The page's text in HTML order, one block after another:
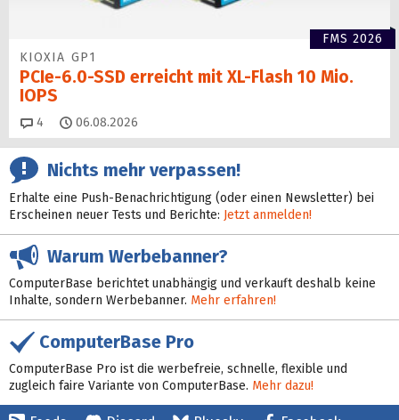
FMS 2026
KIOXIA GP1
PCIe-6.0-SSD erreicht mit XL-Flash 10 Mio.
IOPS
4 Kommentare
06.08.2026
Nichts mehr verpassen!
Erhalte eine Push-Benachrichtigung (oder einen Newsletter) bei
Erscheinen neuer Tests und Berichte: Jetzt anmelden!
Warum Werbebanner?
ComputerBase berichtet unabhängig und verkauft deshalb keine
Inhalte, sondern Werbebanner. Mehr erfahren!
ComputerBase Pro
ComputerBase Pro ist die werbefreie, schnelle, flexible und
zugleich faire Variante von ComputerBase. Mehr dazu!